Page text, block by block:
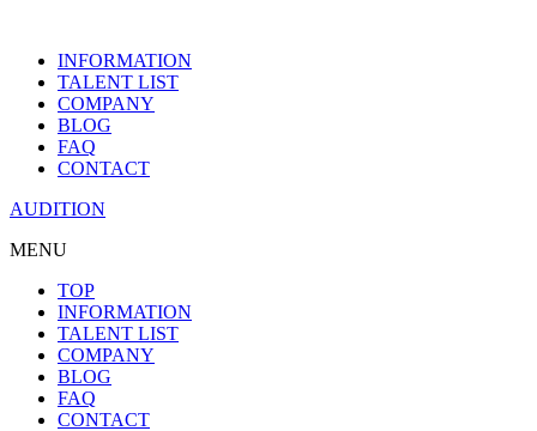
INFORMATION
TALENT LIST
COMPANY
BLOG
FAQ
CONTACT
AUDITION
MENU
TOP
INFORMATION
TALENT LIST
COMPANY
BLOG
FAQ
CONTACT